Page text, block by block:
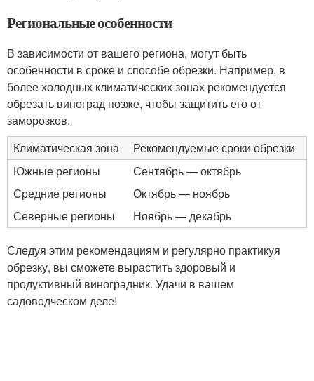
Региональные особенности
В зависимости от вашего региона, могут быть
особенности в сроке и способе обрезки. Например, в
более холодных климатических зонах рекомендуется
обрезать виноград позже, чтобы защитить его от
заморозков.
Климатическая зона
Рекомендуемые сроки обрезки
Южные регионы
Сентябрь — октябрь
Средние регионы
Октябрь — ноябрь
Северные регионы
Ноябрь — декабрь
Следуя этим рекомендациям и регулярно практикуя
обрезку, вы сможете вырастить здоровый и
продуктивный виноградник. Удачи в вашем
садоводческом деле!